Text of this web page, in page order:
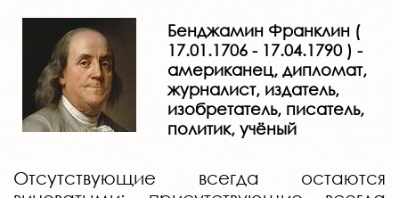
Бенджамин Франклин (
17.01.1706 - 17.04.1790 ) -
американец, дипломат,
журналист, издатель,
изобретатель, писатель,
политик, учёный
Отсутствующие всегда остаются